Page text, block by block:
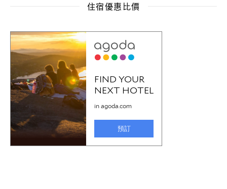
住宿優惠比價